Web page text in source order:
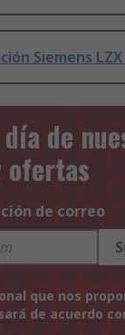
Siemens LZX
de
ofertas
de correo
que nos
de acuerdo